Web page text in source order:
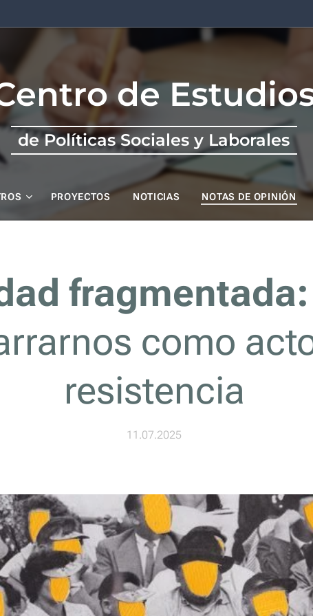
de
de Políticas Sociales y Laborales
PROYECTOS NOTICIAS NOTAS DE OPINIÓN
fragmentada:
como
resistencia
11.07.2025